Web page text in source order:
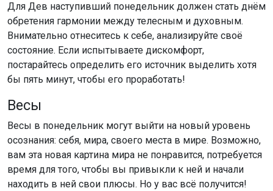
Для Дев наступивший понедельник должен стать днём
обретения гармонии между телесным и духовным.
Внимательно отнеситесь к себе, анализируйте своё
состояние. Если испытываете дискомфорт,
постарайтесь определить его источник выделить хотя
бы пять минут, чтобы его проработать!
Весы
Весы в понедельник могут выйти на новый уровень
осознания: себя, мира, своего места в мире. Возможно,
вам эта новая картина мира не понравится, потребуется
время для того, чтобы вы привыкли к ней и начали
находить в ней свои плюсы. Но у вас всё получится!